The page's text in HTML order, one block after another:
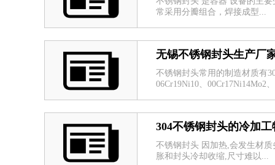
常采用分瓣组合，焊接成型...
无锡不锈钢封头生产厂
不锈钢封头常用的制造材质有
06Cr19Ni10、00Cr17Ni14Mo2
304不锈钢封头的冷加工
不锈钢封头 因加热,会发生材
胀和封头冷却收缩,尺寸难以...